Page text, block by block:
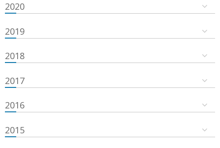
2020
2019
2018
2017
2016
2015